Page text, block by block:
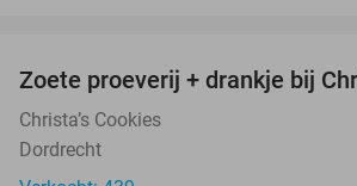
Zoete proeverij + drankje bij
Christa’s Cookies
Dordrecht